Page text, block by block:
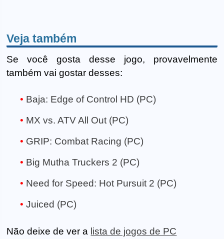
Veja também
Se você gosta desse jogo, provavelmente
também vai gostar desses:
Baja: Edge of Control HD (PC)
MX vs. ATV All Out (PC)
GRIP: Combat Racing (PC)
Big Mutha Truckers 2 (PC)
Need for Speed: Hot Pursuit 2 (PC)
Juiced (PC)
Não deixe de ver a lista de jogos de PC